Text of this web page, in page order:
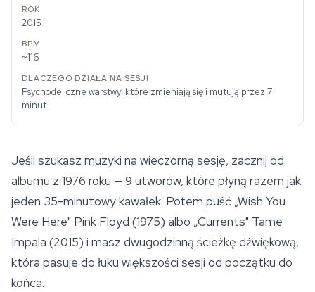
2015
~116
Psychodeliczne warstwy, które zmieniają się i mutują przez 7
minut
Jeśli szukasz muzyki na wieczorną sesję, zacznij od
albumu z 1976 roku — 9 utworów, które płyną razem jak
jeden 35-minutowy kawałek. Potem puść „Wish You
Were Here" Pink Floyd (1975) albo „Currents" Tame
Impala (2015) i masz dwugodzinną ścieżkę dźwiękową,
która pasuje do łuku większości sesji od początku do
końca.